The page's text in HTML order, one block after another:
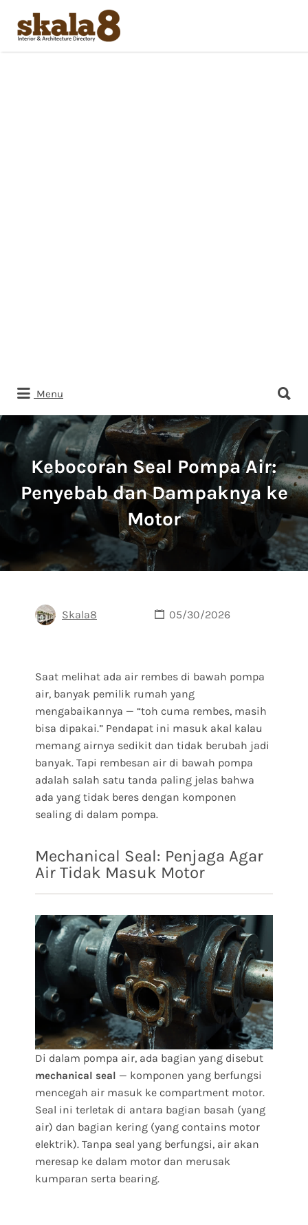
Search
for:
Menu
for:
Kebocoran Seal Pompa Air:
Penyebab dan Dampaknya ke
Motor
Skala8 05/30/2026
Saat melihat ada air rembes di bawah pompa
air, banyak pemilik rumah yang
mengabaikannya — “toh cuma rembes, masih
bisa dipakai.” Pendapat ini masuk akal kalau
memang airnya sedikit dan tidak berubah jadi
banyak. Tapi rembesan air di bawah pompa
adalah salah satu tanda paling jelas bahwa
ada yang tidak beres dengan komponen
sealing di dalam pompa.
Mechanical Seal: Penjaga Agar
Air Tidak Masuk Motor
Di dalam pompa air, ada bagian yang disebut
mechanical seal — komponen yang berfungsi
mencegah air masuk ke compartment motor.
Seal ini terletak di antara bagian basah (yang
air) dan bagian kering (yang contains motor
elektrik). Tanpa seal yang berfungsi, air akan
meresap ke dalam motor dan merusak
kumparan serta bearing.